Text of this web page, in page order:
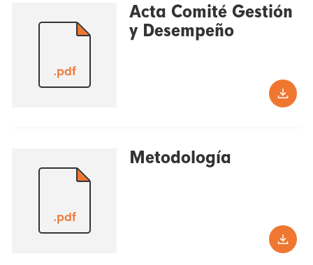
.pdf
Acta Comité Gestión
y Desempeño
.pdf
Metodología